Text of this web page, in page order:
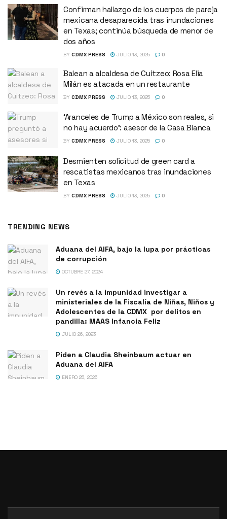
Confirman hallazgo de los cuerpos de pareja
mexicana desaparecida tras inundaciones
en Texas; continúa búsqueda de menor de
dos años
BY CDMX PRESS JULIO 13, 2025 0
Balean a alcaldesa de Cuitzeo: Rosa Elia
Milán es atacada en un restaurante
BY CDMX PRESS JULIO 13, 2025 0
‘Aranceles de Trump a México son reales, si
no hay acuerdo’: asesor de la Casa Blanca
BY CDMX PRESS JULIO 13, 2025 0
Desmienten solicitud de green card a
rescatistas mexicanos tras inundaciones
en Texas
BY CDMX PRESS JULIO 13, 2025 0
TRENDING NEWS
Aduana del AIFA, bajo la lupa por prácticas
de corrupción
OCTUBRE 27, 2024
Un revés a la impunidad investigar a
ministeriales de la Fiscalía de Niñas, Niños y
Adolescentes de la CDMX por delitos en
pandilla: MAAS Infancia Feliz
JULIO 26, 2023
Piden a Claudia Sheinbaum actuar en
Aduana del AIFA
ENERO 25, 2025